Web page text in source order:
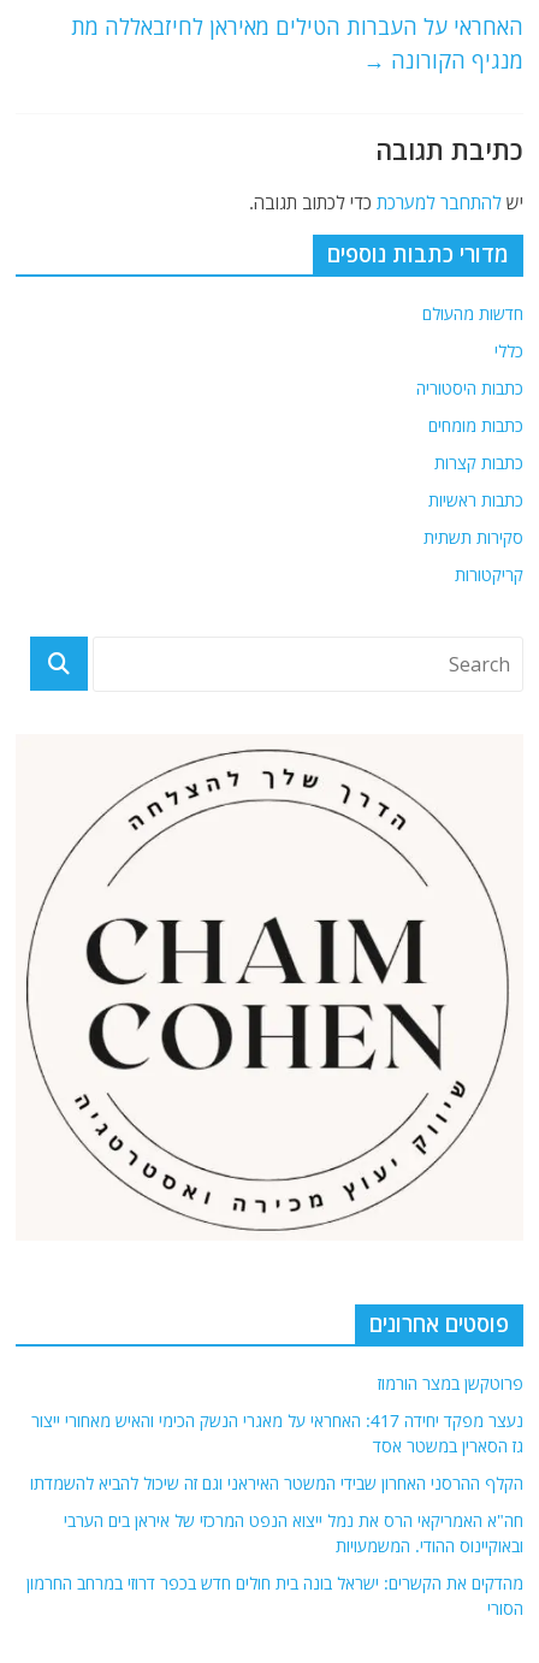
k
האחראי על העברות הטילים מאיראן לחיזבאללה מת
מנגיף הקורונה →
כתיבת תגובה
ישלהתחבר למערכת כדי לכתוב תגובה.
מדורי כתבות נוספים
חדשות מהעולם
כללי
כתבות היסטוריה
כתבות מומחים
כתבות קצרות
כתבות ראשיות
סקירות תשתית
קריקטורות
פוסטים אחרונים
פרוטקשן במצר הורמוז
נעצר מפקד יחידה 417: האחראי על מאגרי הנשק הכימי והאיש מאחורי ייצור
גז הסארין במשטר אסד
הקלף ההרסני האחרון שבידי המשטר האיראני וגם זה שיכול להביא להשמדתו
חה"א האמריקאי הרס את נמל ייצוא הנפט המרכזי של איראן בים הערבי
ובאוקיינוס ההודי. המשמעויות
מהדקים את הקשרים: ישראל בונה בית חולים חדש בכפר דרוזי במרחב החרמון
הסורי